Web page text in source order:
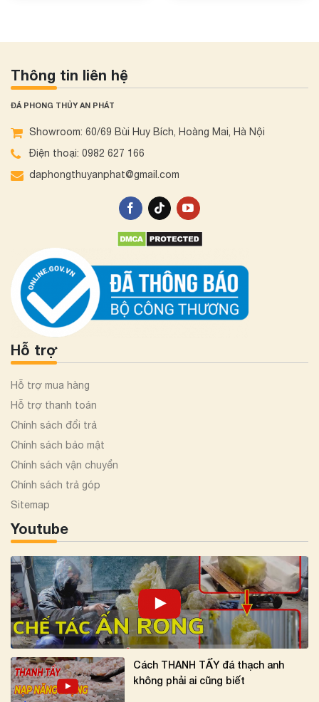
Thông tin liên hệ
ĐÁ PHONG THỦY AN PHÁT
Showroom: 60/69 Bùi Huy Bích, Hoàng Mai, Hà Nội
Điện thoại: 0982 627 166
daphongthuyanphat@gmail.com
Hỗ trợ
Hỗ trợ mua hàng
Hỗ trợ thanh toán
Chính sách đổi trả
Chính sách bảo mật
Chính sách vận chuyển
Chính sách trả góp
Sitemap
Youtube
Cách THANH TẨY đá thạch anh
không phải ai cũng biết